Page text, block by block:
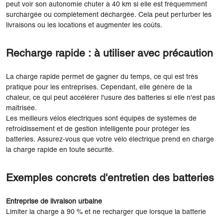
peut voir son autonomie chuter à 40 km si elle est fréquemment
surchargée ou complètement déchargée. Cela peut perturber les
livraisons ou les locations et augmenter les coûts.
Recharge rapide : à utiliser avec précaution
La charge rapide permet de gagner du temps, ce qui est très
pratique pour les entreprises. Cependant, elle génère de la
chaleur, ce qui peut accélérer l'usure des batteries si elle n'est pas
maîtrisée.
Les meilleurs vélos électriques sont équipés de systèmes de
refroidissement et de gestion intelligente pour protéger les
batteries. Assurez-vous que votre vélo électrique prend en charge
la charge rapide en toute sécurité.
Exemples concrets d'entretien des batteries
Entreprise de livraison urbaine
Limiter la charge à 90 % et ne recharger que lorsque la batterie